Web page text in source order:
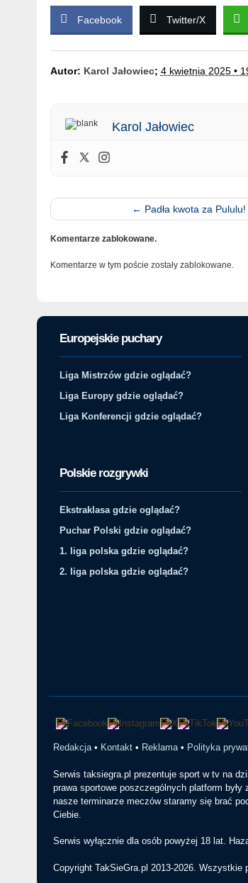
Facebook Twitter/X
Autor: Karol Jałowiec; 4 kwietnia 2025 •
Karol Jałowiec
← Padła kwota za Pululu!
Komentarze zablokowane.
Komentarze w tym poście zostały zablokowane.
Europejskie puchary
Liga Mistrzów gdzie oglądać?
Liga Europy gdzie oglądać?
Liga Konferencji gdzie oglądać?
Polskie rozgrywki
Ekstraklasa gdzie oglądać?
Puchar Polski gdzie oglądać?
1. liga polska gdzie oglądać?
2. liga polska gdzie oglądać?
Redakcja• Kontakt• Reklama• Polityka
Serwis taksiegra.pl prezentuje sport w tv na
prawa sportowe poszczególnych platform
nasze terminarze meczów staramy się brać
Ciebie.
Serwis wyłącznie dla osób powyżej 18 lat.
Copyright TakSieGra.pl 2013-2026. Wszystkie